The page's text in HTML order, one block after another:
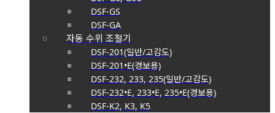
DSF-GS
DSF-GA
자동 수위 조절기
DSF-201(일반/고감도)
DSF-201•E(경보용)
DSF-232, 233, 235(일반/고감도)
DSF-232•E, 233•E, 235•E(경보용)
DSF-K2, K3, K5